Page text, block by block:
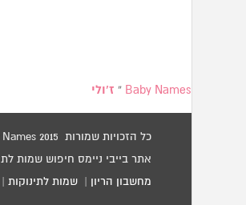
Baby Names
» ז’ולי
כל הזכויות שמורות 2015 Baby Names ( בייבי ניימס ) - מאגר שמות לתינוקות / שמות לילדים.
אתר בייבי ניימס חיפוש שמות
מחשבון הריון |שמות לתינוקות